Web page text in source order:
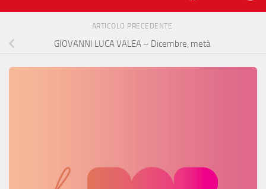
ARTICOLO PRECEDENTE
GIOVANNI LUCA VALEA – Dicembre, metà